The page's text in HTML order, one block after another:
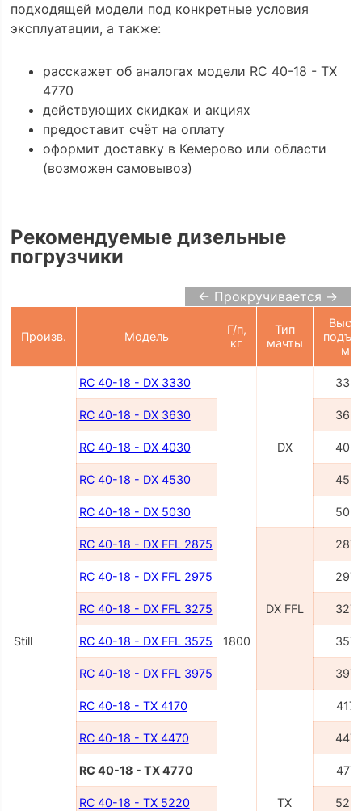
подходящей модели под конкретные условия
эксплуатации, а также:
расскажет об аналогах модели RC 40-18 - TX
4770
действующих скидках и акциях
предоставит счёт на оплату
оформит доставку в Кемерово или области
(возможен самовывоз)
Рекомендуемые дизельные
погрузчики
← Прокручивается →
Произв. Модель
Г/п,
кг
Тип
мачты
мм
Still
RC 40-18 - DX 3330
1800
DX
RC 40-18 - DX 3630
RC 40-18 - DX 4030
RC 40-18 - DX 4530
RC 40-18 - DX 5030
RC 40-18 - DX FFL 2875
DX FFL
RC 40-18 - DX FFL 2975
RC 40-18 - DX FFL 3275
RC 40-18 - DX FFL 3575
RC 40-18 - DX FFL 3975
RC 40-18 - TX 4170
TX
RC 40-18 - TX 4470
RC 40-18 - TX 4770
RC 40-18 - TX 5220